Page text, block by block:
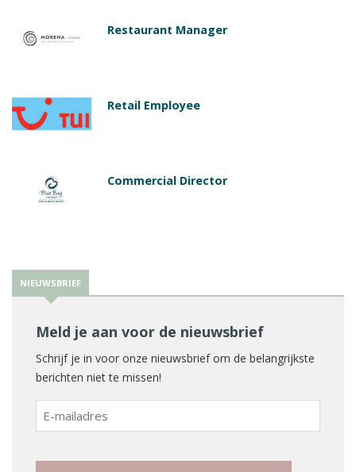
Restaurant Manager
Retail Employee
Commercial Director
NIEUWSBRIEF
Meld je aan voor de nieuwsbrief
Schrijf je in voor onze nieuwsbrief om de belangrijkste
berichten niet te missen!
E-
mailadres